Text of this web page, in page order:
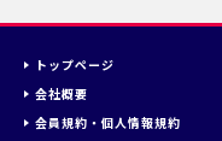
トップページ
会社概要
会員規約・個人情報規約